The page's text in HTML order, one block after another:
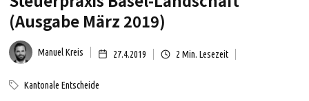
(Ausgabe März 2019)
Manuel Kreis 27.4.2019 2 Min. Lesezeit
Kantonale Entscheide